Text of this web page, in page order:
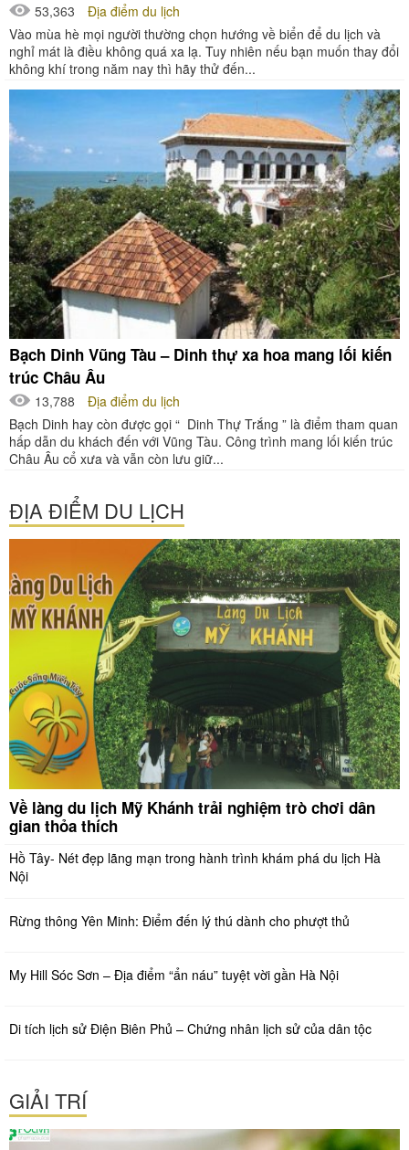
53,363
Địa điểm du lịch
Vào mùa hè mọi người thường chọn hướng về biển để du lịch và
nghỉ mát là điều không quá xa lạ. Tuy nhiên nếu bạn muốn thay đổi
không khí trong năm nay thì hãy thử đến...
Bạch Dinh Vũng Tàu – Dinh thự xa hoa mang lối kiến
trúc Châu Âu
13,788
Địa điểm du lịch
Bạch Dinh hay còn được gọi “ Dinh Thự Trắng ” là điểm tham quan
hấp dẫn du khách đến với Vũng Tàu. Công trình mang lối kiến trúc
Châu Âu cổ xưa và vẫn còn lưu giữ...
ĐỊA ĐIỂM DU LỊCH
Về làng du lịch Mỹ Khánh trải nghiệm trò chơi dân
gian thỏa thích
Hồ Tây- Nét đẹp lãng mạn trong hành trình khám phá du lịch Hà
Nội
Rừng thông Yên Minh: Điểm đến lý thú dành cho phượt thủ
My Hill Sóc Sơn – Địa điểm “ẩn náu” tuyệt vời gần Hà Nội
Di tích lịch sử Điện Biên Phủ – Chứng nhân lịch sử của dân tộc
GIẢI TRÍ